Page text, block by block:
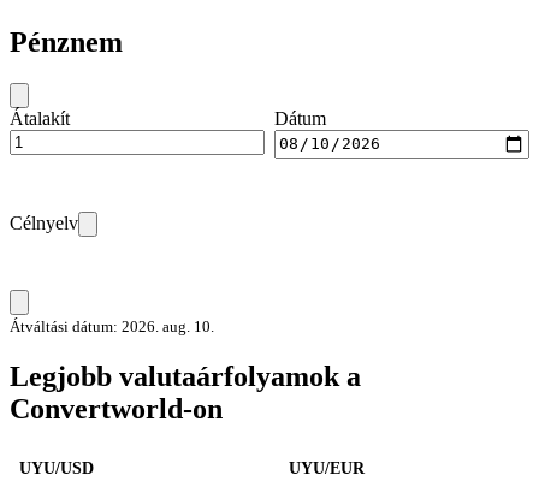
Pénznem
Átalakít Dátum
Célnyelv
Átváltási dátum: 2026. aug. 10.
Legjobb valutaárfolyamok a
Convertworld-on
UYU/USD UYU/EUR